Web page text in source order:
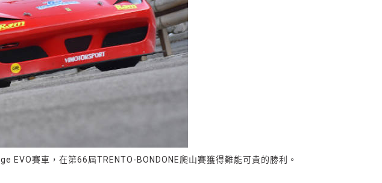
賽車，在第66屆TRENTO-BONDONE爬山賽獲得難能可貴的勝利。